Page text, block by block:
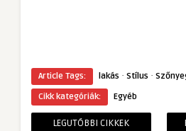
Article Tags: lakás · Stílus ·
Cikk kategóriák:
Egyéb
LEGUTÓBBI CIKKEK